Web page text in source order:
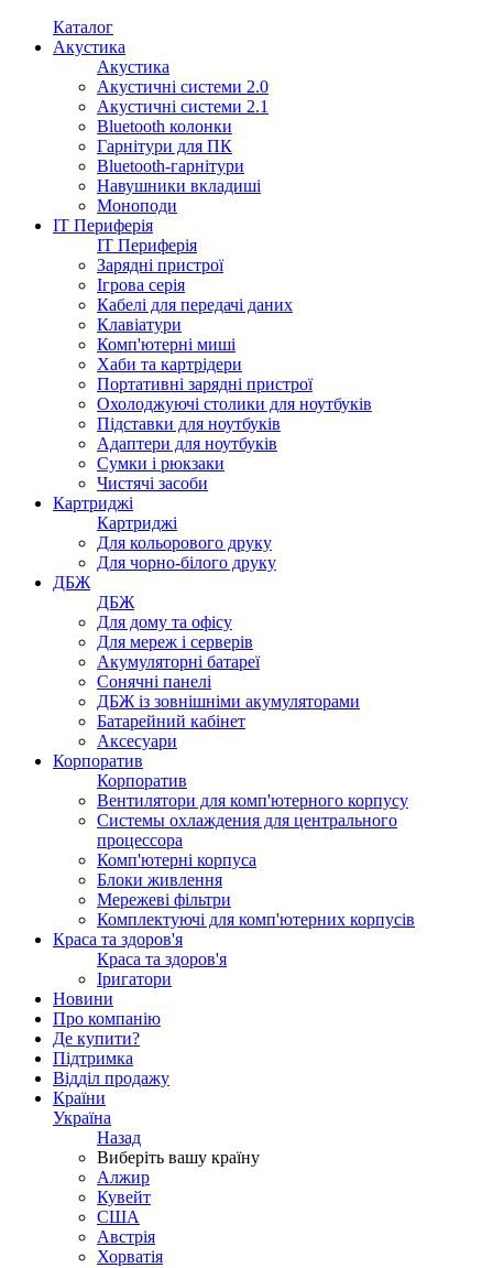
Каталог
Акустика
Акустика
Акустичні системи 2.0
Акустичні системи 2.1
Bluetooth колонки
Гарнітури для ПК
Bluetooth-гарнітури
Навушники вкладиші
Моноподи
IT Периферія
IT Периферія
Зарядні пристрої
Ігрова серія
Кабелі для передачі даних
Клавіатури
Комп'ютерні миші
Хаби та картрідери
Портативні зарядні пристрої
Охолоджуючі столики для ноутбуків
Підставки для ноутбуків
Адаптери для ноутбуків
Сумки і рюкзаки
Чистячі засоби
Картриджі
Картриджі
Для кольорового друку
Для чорно-білого друку
ДБЖ
ДБЖ
Для дому та офісу
Для мереж і серверів
Акумуляторні батареї
Сонячні панелі
ДБЖ із зовнішніми акумуляторами
Батарейний кабінет
Аксесуари
Корпоратив
Корпоратив
Вентилятори для комп'ютерного корпусу
Системы охлаждения для центрального
процессора
Комп'ютерні корпуса
Блоки живлення
Мережеві фільтри
Комплектуючі для комп'ютерних корпусів
Краса та здоров'я
Краса та здоров'я
Іригатори
Новини
Про компанію
Де купити?
Підтримка
Відділ продажу
Країни
Україна
Назад
Виберіть вашу країну
Алжир
Кувейт
США
Австрія
Хорватія